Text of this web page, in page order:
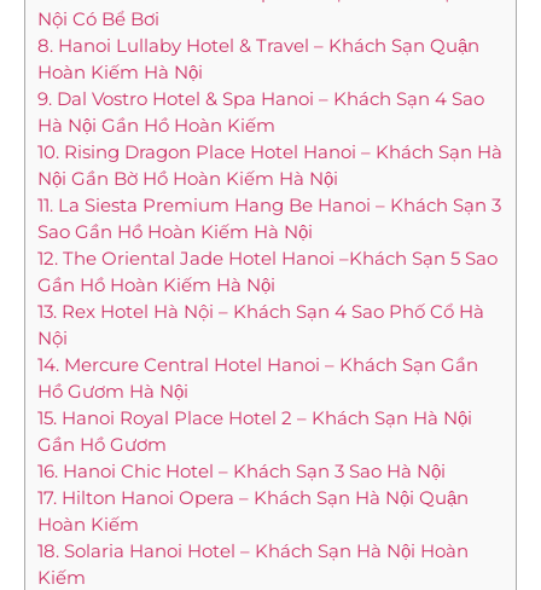
Nội Có Bể Bơi
8. Hanoi Lullaby Hotel & Travel – Khách Sạn Quận
Hoàn Kiếm Hà Nội
9. Dal Vostro Hotel & Spa Hanoi – Khách Sạn 4 Sao
Hà Nội Gần Hồ Hoàn Kiếm
10. Rising Dragon Place Hotel Hanoi – Khách Sạn Hà
Nội Gần Bờ Hồ Hoàn Kiếm Hà Nội
11. La Siesta Premium Hang Be Hanoi – Khách Sạn 3
Sao Gần Hồ Hoàn Kiếm Hà Nội
12. The Oriental Jade Hotel Hanoi –Khách Sạn 5 Sao
Gần Hồ Hoàn Kiếm Hà Nội
13. Rex Hotel Hà Nội – Khách Sạn 4 Sao Phố Cổ Hà
Nội
14. Mercure Central Hotel Hanoi – Khách Sạn Gần
Hồ Gươm Hà Nội
15. Hanoi Royal Place Hotel 2 – Khách Sạn Hà Nội
Gần Hồ Gươm
16. Hanoi Chic Hotel – Khách Sạn 3 Sao Hà Nội
17. Hilton Hanoi Opera – Khách Sạn Hà Nội Quận
Hoàn Kiếm
18. Solaria Hanoi Hotel – Khách Sạn Hà Nội Hoàn
Kiếm